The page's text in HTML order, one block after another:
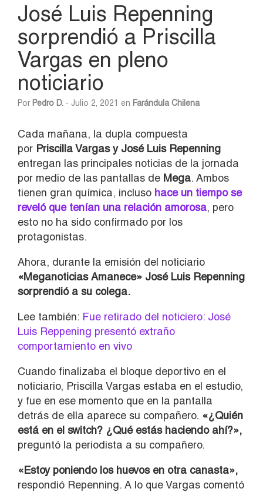
José Luis Repenning
sorprendió a Priscilla
Vargas en pleno
noticiario
Por Pedro D. - Julio 2, 2021 en Farándula Chilena
Cada mañana, la dupla compuesta
por Priscilla Vargas y José Luis Repenning
entregan las principales noticias de la jornada
por medio de las pantallas de Mega. Ambos
tienen gran química, incluso hace un tiempo se
reveló que tenían una relación amorosa, pero
esto no ha sido confirmado por los
protagonistas.
Ahora, durante la emisión del noticiario
«Meganoticias Amanece» José Luis Repenning
sorprendió a su colega.
Lee también: Fue retirado del noticiero: José
Luis Reppening presentó extraño
comportamiento en vivo
Cuando finalizaba el bloque deportivo en el
noticiario, Priscilla Vargas estaba en el estudio,
y fue en ese momento que en la pantalla
detrás de ella aparece su compañero. «¿Quién
está en el switch? ¿Qué estás haciendo ahí?»,
preguntó la periodista a su compañero.
«Estoy poniendo los huevos en otra canasta»,
respondió Repenning. A lo que Vargas comentó